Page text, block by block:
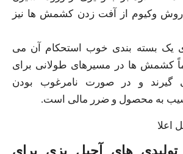
روش وکیوم از آفت زدن کشمش‌ ها نیز
یک بسته‌ بندی خوب استحکام آن می‌
کشمش‌ ها در مسیرهای طولانی برای
گیرند و در صورت نامرغوب بودن
به محصول و ضرر مالی است.
های آجیل پزی برای